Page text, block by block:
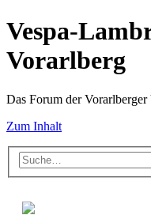
Vespa-
Vorarlberg
Das Forum der
Zum Inhalt